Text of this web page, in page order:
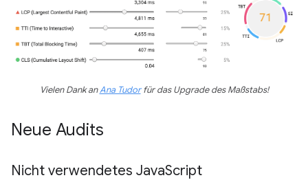
Vielen Dank anAna Tudorfür das Upgrade des Maßstabs!
Neue Audits
Nicht verwendetes JavaScript